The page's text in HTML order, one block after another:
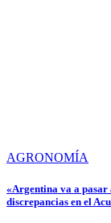
AGRONOMÍA
«Argentina va a
discrepancias en el